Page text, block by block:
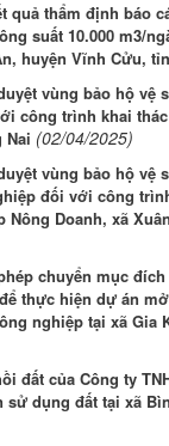
quả thẩm định báo
suất 10.000 m3/
huyện Vĩnh Cửu,
vùng bảo hộ
công trình khai
Nai (02/04/2025)
vùng bảo hộ
đối với công
Nông Doanh, xã
chuyển mục
thực hiện dự án
nghiệp tại xã Gia
đất của Công ty
dụng đất tại xã